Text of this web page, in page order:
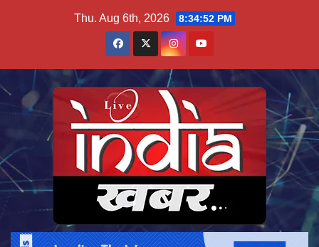
Thu. Aug 6th, 2026 8:34:53 PM